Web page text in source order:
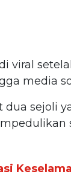
viral
media
dua sejoli